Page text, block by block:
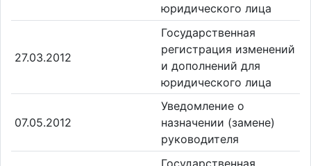
юридического лица
27.03.2012
Государственная
регистрация изменений
и дополнений для
юридического лица
07.05.2012
Уведомление о
назначении (замене)
руководителя
Государственная